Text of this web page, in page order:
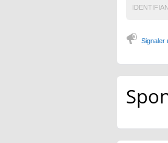
Signaler